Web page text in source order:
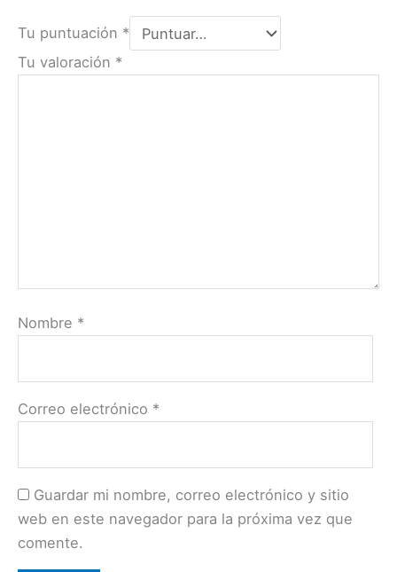
Tu puntuación *
Tu valoración *
Nombre *
Correo electrónico *
Guardar mi nombre, correo electrónico y sitio
web en este navegador para la próxima vez que
comente.